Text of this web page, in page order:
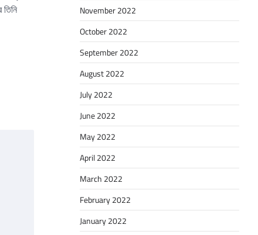
November 2022
October 2022
September 2022
August 2022
July 2022
June 2022
May 2022
April 2022
March 2022
February 2022
January 2022